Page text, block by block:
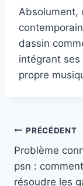
Absolument,
dassin
intégrant
propre
de
PRÉCÉDENT
Problème
psn : comment
résoudre les